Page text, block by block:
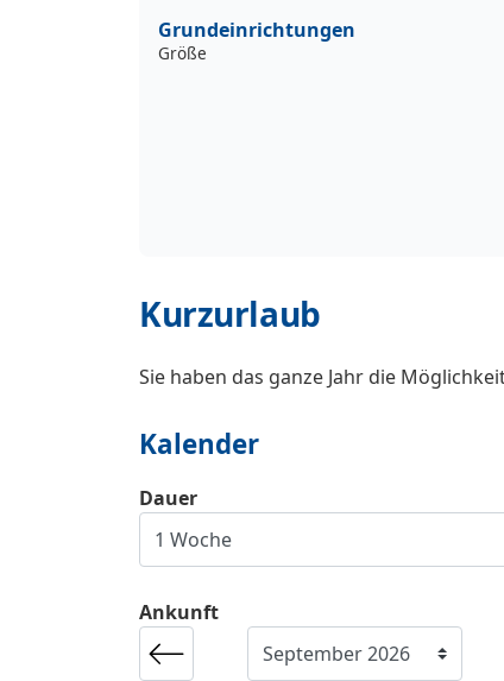
Grundeinrichtungen
Größe
Kurzurlaub
Sie haben das ganze Jahr die
Kalender
Ankunft
Dauer